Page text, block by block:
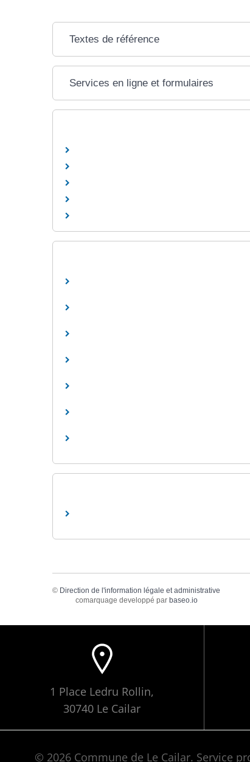
Textes de référence
Services en ligne et formulaires
© Direction de l'information légale et administrative
comarquage developpé par baseo.io
1 Place Ledru Rollin,
30740 Le Cailar
© 2026 Commune de Le Cailar. Service